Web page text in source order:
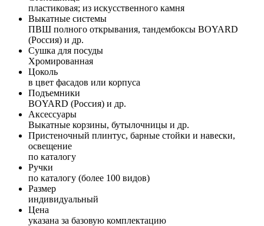
пластиковая; из искусственного камня
Выкатные системы
ПВШ полного открывания, тандембоксы BOYARD
(Россия) и др.
Сушка для посуды
Хромированная
Цоколь
в цвет фасадов или корпуса
Подъемники
BOYARD (Россия) и др.
Аксессуары
Выкатные корзины, бутылочницы и др.
Пристеночный плинтус, барные стойки и навески,
освещение
по каталогу
Ручки
по каталогу (более 100 видов)
Размер
индивидуальный
Цена
указана за базовую комплектацию